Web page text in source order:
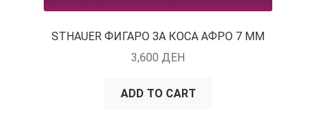
STHAUER ФИГАРО ЗА КОСА АФРО 7 ММ
3,600 ДЕН
ADD TO CART